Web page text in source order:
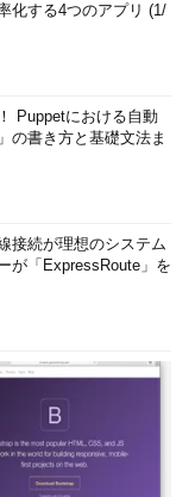
化する4つのアプリ (1/
Puppetにおける自動
の書き方と基礎文法ま
接続が理想のシステム
「ExpressRoute」を